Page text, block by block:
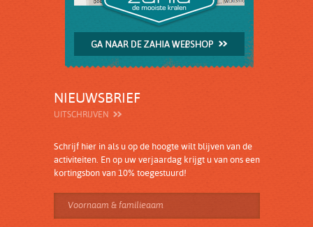
NIEUWSBRIEF
UITSCHRIJVEN
Schrijf hier in als u op de hoogte wilt blijven van de
activiteiten. En op uw verjaardag krijgt u van ons een
kortingsbon van 10% toegestuurd!